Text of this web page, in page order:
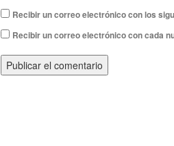
Recibir un correo electrónico con los
Recibir un correo electrónico con cada